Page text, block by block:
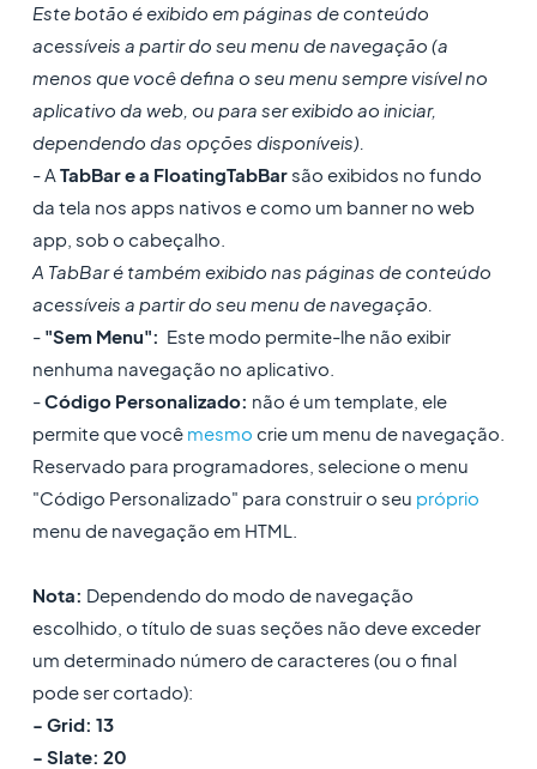
Este botão é exibido em páginas de conteúdo
acessíveis a partir do seu menu de navegação (a
menos que você defina o seu menu sempre visível no
aplicativo da web, ou para ser exibido ao iniciar,
dependendo das opções disponíveis).
- A TabBar e a FloatingTabBarsão exibidos no fundo
da tela nos apps nativos e como um banner no web
app, sob o cabeçalho.
A TabBar é também exibido nas páginas de conteúdo
acessíveis a partir do seu menu de navegação.
- "Sem Menu": Este modo permite-lhe não exibir
nenhuma navegação no aplicativo.
-Código Personalizado: não é um template, ele
permite que você mesmo crie um menu de navegação.
Reservado para programadores, selecione o menu
"Código Personalizado" para construir o seu próprio
menu de navegação em HTML.
Nota: Dependendo do modo de navegação
escolhido, o título de suas seções não deve exceder
um determinado número de caracteres (ou o final
pode ser cortado):
- Grid: 13
- Slate: 20